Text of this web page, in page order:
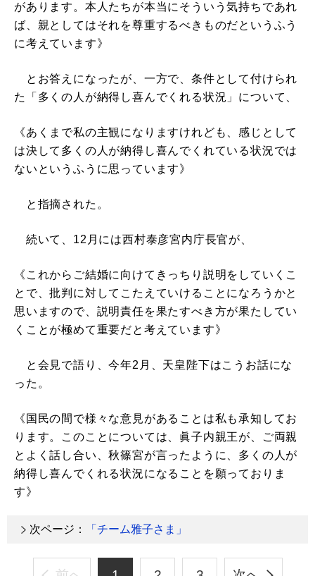
があります。本人たちが本当にそういう気持ちであれ
ば、親としてはそれを尊重するべきものだというふう
に考えています》
とお答えになったが、一方で、条件として付けられ
た「多くの人が納得し喜んでくれる状況」について、
《あくまで私の主観になりますけれども、感じとして
は決して多くの人が納得し喜んでくれている状況では
ないというふうに思っています》
と指摘された。
続いて、12月には西村泰彦宮内庁長官が、
《これからご結婚に向けてきっちり説明をしていくこ
とで、批判に対してこたえていけることになろうかと
思いますので、説明責任を果たすべき方が果たしてい
くことが極めて重要だと考えています》
と会見で語り、今年2月、天皇陛下はこうお話にな
った。
《国民の間で様々な意見があることは私も承知してお
ります。このことについては、眞子内親王が、ご両親
とよく話し合い、秋篠宮が言ったように、多くの人が
納得し喜んでくれる状況になることを願っておりま
す》
次ページ： 「チーム雅子さま」